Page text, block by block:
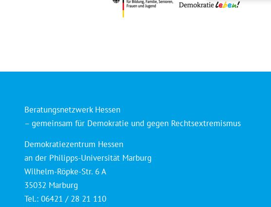
Beratungsnetzwerk Hessen
– gemeinsam für Demokratie und gegen Rechtsextremismus
Demokratiezentrum Hessen
an der Philipps-Universität Marburg
Wilhelm-Röpke-Str. 6 A
35032 Marburg
Tel.: 06421 / 28 21 110